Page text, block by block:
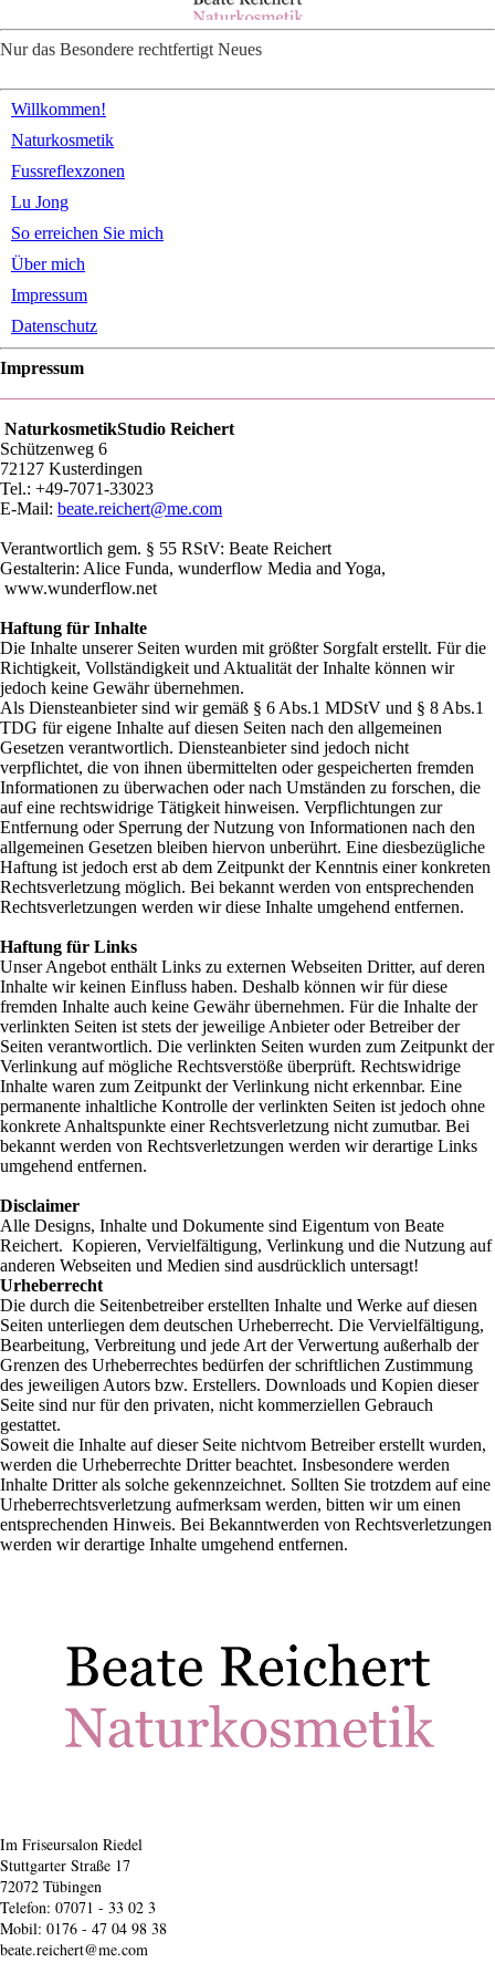
Nur das Besondere rechtfertigt Neues
Willkommen!
Naturkosmetik
Fussreflexzonen
Lu Jong
So erreichen Sie mich
Über mich
Impressum
Datenschutz
Impressum
NaturkosmetikStudio Reichert
Schützenweg 6
72127 Kusterdingen
Tel.: +49-7071-33023
E-Mail: beate.reichert@me.com
Verantwortlich gem. § 55 RStV: Beate Reichert
Gestalterin: Alice Funda, wunderflow Media and Yoga,
www.wunderflow.net
Haftung für Inhalte
Die Inhalte unserer Seiten wurden mit größter Sorgfalt erstellt. Für die
Richtigkeit, Vollständigkeit und Aktualität der Inhalte können wir
jedoch keine Gewähr übernehmen.
Als Diensteanbieter sind wir gemäß § 6 Abs.1 MDStV und § 8 Abs.1
TDG für eigene Inhalte auf diesen Seiten nach den allgemeinen
Gesetzen verantwortlich. Diensteanbieter sind jedoch nicht
verpflichtet, die von ihnen übermittelten oder gespeicherten fremden
Informationen zu überwachen oder nach Umständen zu forschen, die
auf eine rechtswidrige Tätigkeit hinweisen. Verpflichtungen zur
Entfernung oder Sperrung der Nutzung von Informationen nach den
allgemeinen Gesetzen bleiben hiervon unberührt. Eine diesbezügliche
Haftung ist jedoch erst ab dem Zeitpunkt der Kenntnis einer konkreten
Rechtsverletzung möglich. Bei bekannt werden von entsprechenden
Rechtsverletzungen werden wir diese Inhalte umgehend entfernen.
Haftung für Links
Unser Angebot enthält Links zu externen Webseiten Dritter, auf deren
Inhalte wir keinen Einfluss haben. Deshalb können wir für diese
fremden Inhalte auch keine Gewähr übernehmen. Für die Inhalte der
verlinkten Seiten ist stets der jeweilige Anbieter oder Betreiber der
Seiten verantwortlich. Die verlinkten Seiten wurden zum Zeitpunkt der
Verlinkung auf mögliche Rechtsverstöße überprüft. Rechtswidrige
Inhalte waren zum Zeitpunkt der Verlinkung nicht erkennbar. Eine
permanente inhaltliche Kontrolle der verlinkten Seiten ist jedoch ohne
konkrete Anhaltspunkte einer Rechtsverletzung nicht zumutbar. Bei
bekannt werden von Rechtsverletzungen werden wir derartige Links
umgehend entfernen.
Disclaimer
Alle Designs, Inhalte und Dokumente sind Eigentum von Beate
Reichert. Kopieren, Vervielfältigung, Verlinkung und die Nutzung auf
anderen Webseiten und Medien sind ausdrücklich untersagt!
Urheberrecht
Die durch die Seitenbetreiber erstellten Inhalte und Werke auf diesen
Seiten unterliegen dem deutschen Urheberrecht. Die Vervielfältigung,
Bearbeitung, Verbreitung und jede Art der Verwertung außerhalb der
Grenzen des Urheberrechtes bedürfen der schriftlichen Zustimmung
des jeweiligen Autors bzw. Erstellers. Downloads und Kopien dieser
Seite sind nur für den privaten, nicht kommerziellen Gebrauch
gestattet.
Soweit die Inhalte auf dieser Seite nichtvom Betreiber erstellt wurden,
werden die Urheberrechte Dritter beachtet. Insbesondere werden
Inhalte Dritter als solche gekennzeichnet. Sollten Sie trotzdem auf eine
Urheberrechtsverletzung aufmerksam werden, bitten wir um einen
entsprechenden Hinweis. Bei Bekanntwerden von Rechtsverletzungen
werden wir derartige Inhalte umgehend entfernen.
Im Friseursalon Riedel
Stuttgarter Straße 17
72072 Tübingen
Telefon: 07071 - 33 02 3
Mobil: 0176 - 47 04 98 38
beate.reichert@me.com